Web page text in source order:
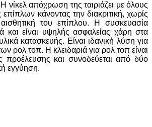
νίκελ απόχρωση της ταιριάζει με όλους
κάνοντας την διακριτική, χωρίς
του επίπλου. Η συσκευασία
και είναι υψηλής ασφαλείας χάρη στα
κατασκευής. Είναι ιδανική λύση για
ρολ τοπ. Η κλειδαριά για ρολ τοπ είναι
προέλευσης και συνοδεύεται από δύο
εγγύηση.